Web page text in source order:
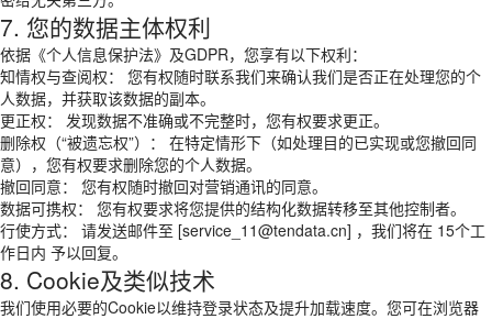
7. 您的数据主体权利
依据《个人信息保护法》及GDPR，您享有以下权利：
知情权与查阅权： 您有权随时联系我们来确认我们是否正在处理您的个
人数据，并获取该数据的副本。
更正权： 发现数据不准确或不完整时，您有权要求更正。
删除权（“被遗忘权”）： 在特定情形下（如处理目的已实现或您撤回同
意），您有权要求删除您的个人数据。
撤回同意： 您有权随时撤回对营销通讯的同意。
数据可携权： 您有权要求将您提供的结构化数据转移至其他控制者。
行使方式： 请发送邮件至 [service_11@tendata.cn] ，我们将在 15个工
作日内 予以回复。
8. Cookie及类似技术
我们使用必要的Cookie以维持登录状态及提升加载速度。您可在浏览器